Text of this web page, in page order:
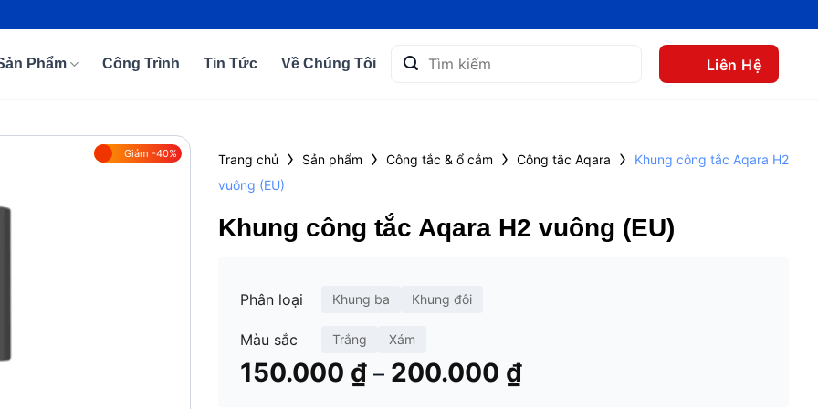
Phẩm Công Trình Tin Tức Về Chúng Tôi
Tìm
kiếm:
Liên Hệ
Giảm -40% Trang chủ › Sản phẩm › Công tắc & ổ cắm › Công tắc Aqara ›
Khung công tắc Aqara H2
vuông (EU)
Khung công tắc Aqara H2 vuông (EU)
Phân loại Khung ba Khung đôi
Màu sắc Trắng Xám
150.000 ₫ – 200.000 ₫Khoảng